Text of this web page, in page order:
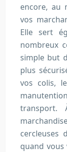
encore, au
vos
Elle sert
nombreux
simple but
plus
vos colis,
transport.
cercleuses
quand